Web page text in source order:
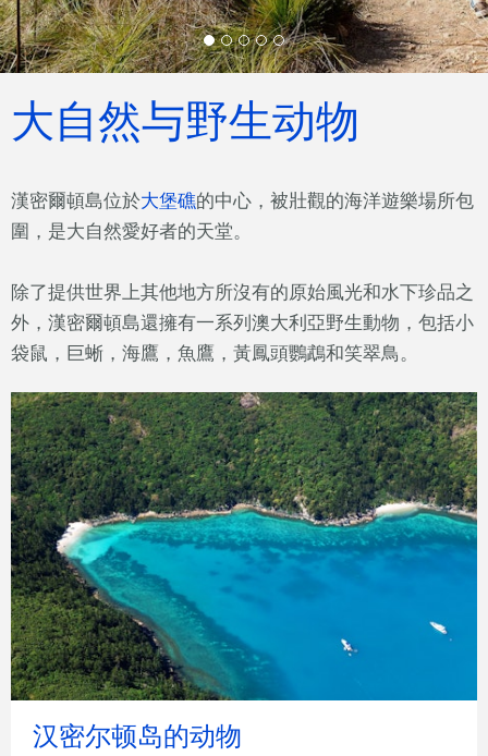
大自然与野生动物
漢密爾頓島位於大堡礁的中心，被壯觀的海洋遊樂場所包
圍，是大自然愛好者的天堂。
除了提供世界上其他地方所沒有的原始風光和水下珍品之
外，漢密爾頓島還擁有一系列澳大利亞野生動物，包括小
袋鼠，巨蜥，海鷹，魚鷹，黃鳳頭鸚鵡和笑翠鳥。
汉密尔顿岛的动物